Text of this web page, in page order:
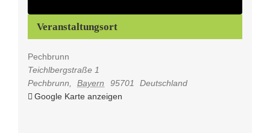
Veranstaltungsort
Pechbrunn
Teichlbergstraße 1
Pechbrunn
Bayern 95701
Deutschland
Google Karte anzeigen